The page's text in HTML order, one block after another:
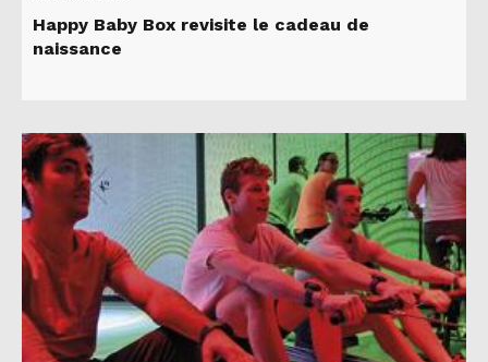
Happy Baby Box revisite le cadeau de
naissance